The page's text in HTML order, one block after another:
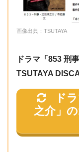
画像出典：TSUTAYA
ドラマ「853 刑
TSUTAYA
ド
之介」